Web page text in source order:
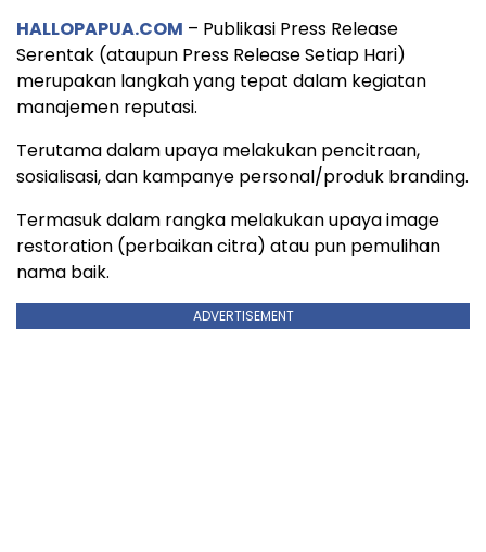
HALLOPAPUA.COM – Publikasi Press Release
Serentak (ataupun Press Release Setiap Hari)
merupakan langkah yang tepat dalam kegiatan
manajemen reputasi.
Terutama dalam upaya melakukan pencitraan,
sosialisasi, dan kampanye personal/produk branding.
Termasuk dalam rangka melakukan upaya image
restoration (perbaikan citra) atau pun pemulihan
nama baik.
ADVERTISEMENT